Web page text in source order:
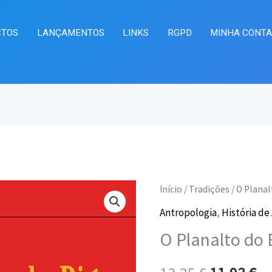
LANÇAMENTOS LINKS RGPD MINHA CONTA
Início / Tradições / O
Antropologia, História de
O Planalto do
O
preço
original
O
Quantidade
de
Planalto